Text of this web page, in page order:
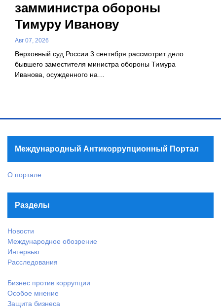
замминистра обороны
Тимуру Иванову
Авг 07, 2026
Верховный суд России 3 сентября рассмотрит дело
бывшего заместителя министра обороны Тимура
Иванова, осужденного на…
Международный Антикоррупционный Портал
О портале
Разделы
Новости
Международное обозрение
Интервью
Расследования
Бизнес против коррупции
Особое мнение
Защита бизнеса